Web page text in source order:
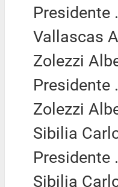
Presidente
Vallascas
Zolezzi
Presidente
Zolezzi
Sibilia
Presidente
Sibilia